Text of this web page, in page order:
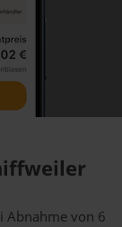
Abnahmevon 6